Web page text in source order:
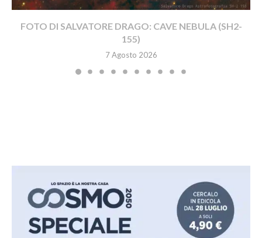
FOTO DI SALVATORE DRAGO: CAVE NEBULA (SH2-
155)
7 Agosto 2026